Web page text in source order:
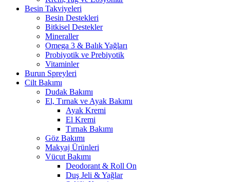
Besin Takviyeleri
Besin Destekleri
Bitkisel Destekler
Mineraller
Omega 3 & Balık Yağları
Probiyotik ve Prebiyotik
Vitaminler
Burun Spreyleri
Cilt Bakımı
Dudak Bakımı
El, Tırnak ve Ayak Bakımı
Ayak Kremi
El Kremi
Tırnak Bakımı
Göz Bakımı
Makyaj Ürünleri
Vücut Bakımı
Deodorant & Roll On
Duş Jeli & Yağlar